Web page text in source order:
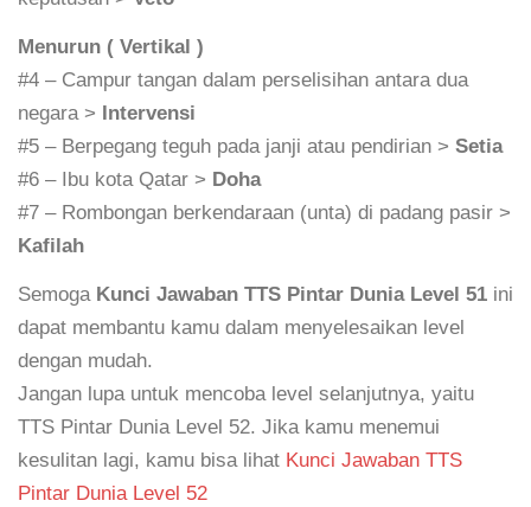
Menurun ( Vertikal )
#4 – Campur tangan dalam perselisihan antara dua
negara >
Intervensi
#5 – Berpegang teguh pada janji atau pendirian > Setia
#6 – Ibu kota Qatar > Doha
#7 – Rombongan berkendaraan (unta) di padang pasir >
Kafilah
Semoga Kunci Jawaban TTS Pintar Dunia Level 51 ini
dapat membantu kamu dalam menyelesaikan level
dengan mudah.
Jangan lupa untuk mencoba level selanjutnya, yaitu
TTS Pintar Dunia Level 52. Jika kamu menemui
kesulitan lagi, kamu bisa lihat Kunci Jawaban TTS
Pintar Dunia Level 52